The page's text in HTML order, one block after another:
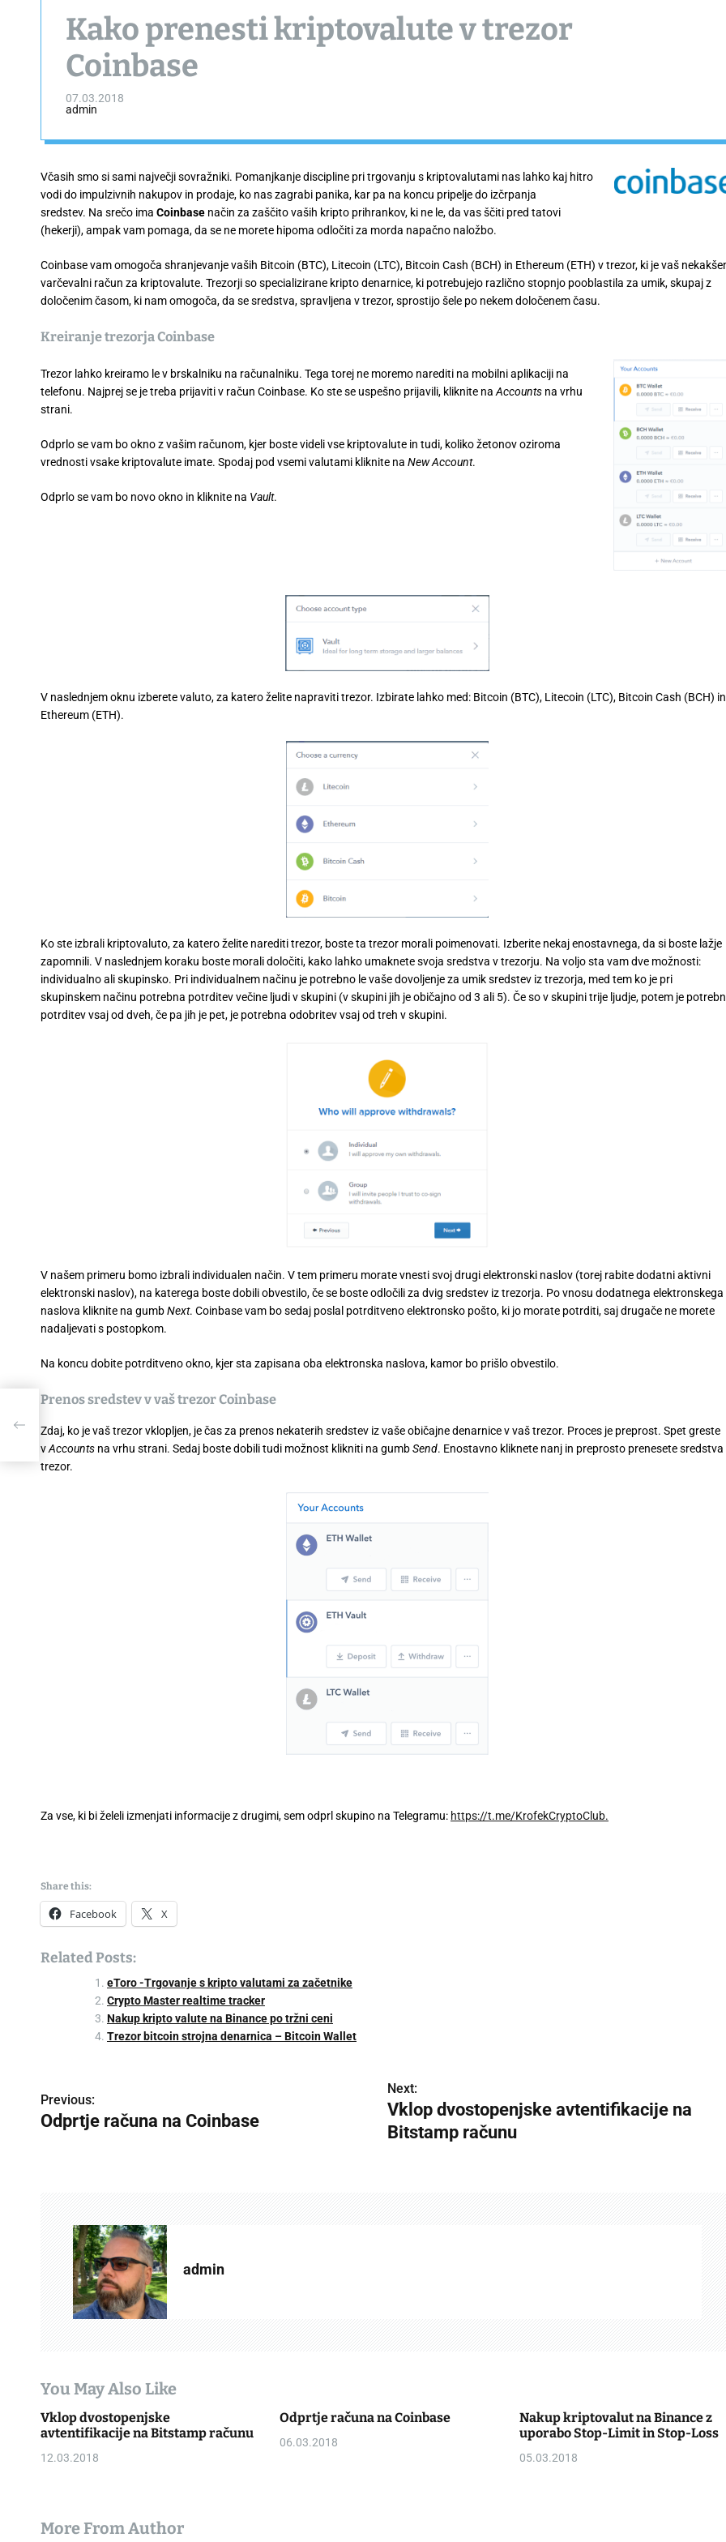
Kako prenesti kriptovalute v trezor
Coinbase
07.03.2018
admin
Včasih smo si sami največji sovražniki. Pomanjkanje discipline pri trgovanju s kriptovalutami nas lahko kaj hitro
vodi do impulzivnih nakupov in prodaje, ko nas zagrabi panika, kar pa na koncu pripelje do izčrpanja
sredstev. Na srečo ima Coinbase način za zaščito vaših kripto prihrankov, ki ne le, da vas ščiti pred tatovi
(hekerji), ampak vam pomaga, da se ne morete hipoma odločiti za morda napačno naložbo.
Coinbase vam omogoča shranjevanje vaših Bitcoin (BTC), Litecoin (LTC), Bitcoin Cash (BCH) in Ethereum (ETH) v trezor, ki je vaš
varčevalni račun za kriptovalute. Trezorji so specializirane kripto denarnice, ki potrebujejo različno stopnjo pooblastila za umik, skupaj z
določenim časom, ki nam omogoča, da se sredstva, spravljena v trezor, sprostijo šele po nekem določenem času.
Kreiranje trezorja Coinbase
Trezor lahko kreiramo le v brskalniku na računalniku. Tega torej ne moremo narediti na mobilni aplikaciji na
telefonu. Najprej se je treba prijaviti v račun Coinbase. Ko ste se uspešno prijavili, kliknite na Accounts na vrhu
strani.
Odprlo se vam bo okno z vašim računom, kjer boste videli vse kriptovalute in tudi, koliko žetonov oziroma
vrednosti vsake kriptovalute imate. Spodaj pod vsemi valutami kliknite na New Account.
Odprlo se vam bo novo okno in kliknite na Vault.
V naslednjem oknu izberete valuto, za katero želite napraviti trezor. Izbirate lahko med: Bitcoin (BTC), Litecoin (LTC), Bitcoin Cash (BCH) in
Ethereum (ETH).
Ko ste izbrali kriptovaluto, za katero želite narediti trezor, boste ta trezor morali poimenovati. Izberite nekaj enostavnega, da si boste lažje
zapomnili. V naslednjem koraku boste morali določiti, kako lahko umaknete svoja sredstva v trezorju. Na voljo sta vam dve možnosti:
individualno ali skupinsko. Pri individualnem načinu je potrebno le vaše dovoljenje za umik sredstev iz trezorja, med tem ko je pri
skupinskem načinu potrebna potrditev večine ljudi v skupini (v skupini jih je običajno od 3 ali 5). Če so v skupini trije ljudje, potem je
potrditev vsaj od dveh, če pa jih je pet, je potrebna odobritev vsaj od treh v skupini.
V našem primeru bomo izbrali individualen način. V tem primeru morate vnesti svoj drugi elektronski naslov (torej rabite dodatni aktivni
elektronski naslov), na katerega boste dobili obvestilo, če se boste odločili za dvig sredstev iz trezorja. Po vnosu dodatnega elektronskega
naslova kliknite na gumbNext. Coinbase vam bo sedaj poslal potrditveno elektronsko pošto, ki jo morate potrditi, saj drugače ne morete
nadaljevati s postopkom.
Na koncu dobite potrditveno okno, kjer sta zapisana oba elektronska naslova, kamor bo prišlo obvestilo.
Prenos sredstev v vaš trezor Coinbase
Zdaj, ko je vaš trezor vklopljen, je čas za prenos nekaterih sredstev iz vaše običajne denarnice v vaš trezor. Proces je preprost. Spet greste
vAccounts na vrhu strani. Sedaj boste dobili tudi možnost klikniti na gumbSend. Enostavno kliknete nanj in preprosto prenesete sredstva
trezor.
Za vse, ki bi želeli izmenjati informacije z drugimi, sem odprl skupino na Telegramu: https://t.me/KrofekCryptoClub.
Share this:
Facebook X
Related Posts:
eToro -Trgovanje s kripto valutami za začetnike
Crypto Master realtime tracker
Nakup kripto valute na Binance po tržni ceni
Trezor bitcoin strojna denarnica – Bitcoin Wallet
P
o
t
i
o
Previous:
Odprtje računa na Coinbase
Next:
Vklop dvostopenjske avtentifikacije na
Bitstamp računu
admin
You May Also Like
Vklop dvostopenjske
avtentifikacije na Bitstamp računu
12.03.2018
Odprtje računa na Coinbase
06.03.2018
Nakup kriptovalut na Binance z
uporabo Stop-Limit in Stop-Loss
05.03.2018
More From Author